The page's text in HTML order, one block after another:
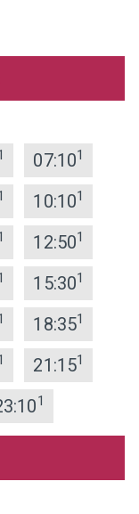
07:101
10:101
12:501
15:301
18:351
21:151
1